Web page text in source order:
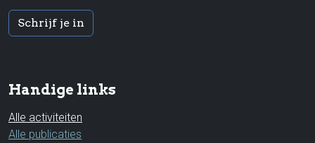
Handige links
Alle activiteiten
Alle publicaties
Schrijf je in